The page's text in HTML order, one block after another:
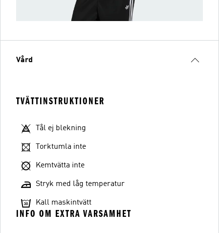
Vård
TVÄTTINSTRUKTIONER
Tål ej blekning
Torktumla inte
Kemtvätta inte
Stryk med låg temperatur
Kall maskintvätt
INFO OM EXTRA VARSAMHET